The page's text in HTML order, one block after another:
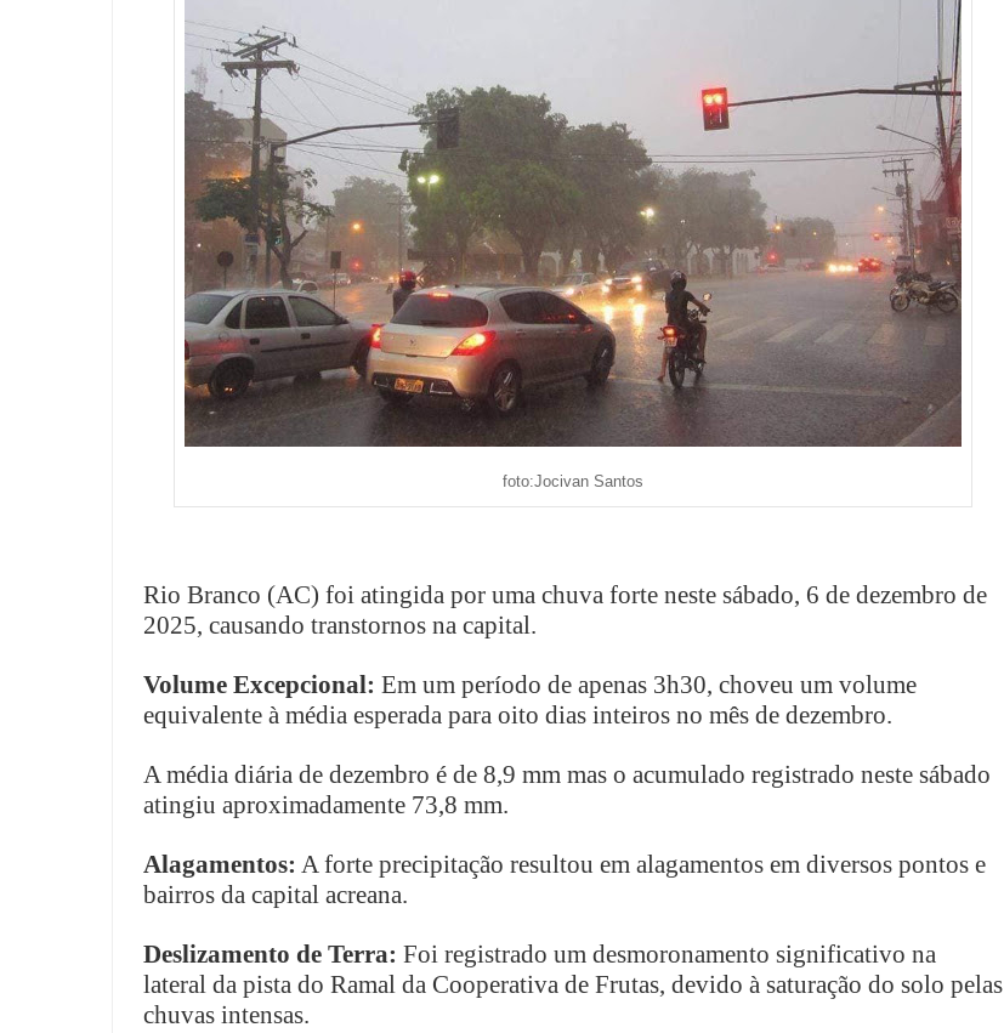
foto:Jocivan Santos
Rio Branco (AC) foi atingida por uma chuva forte neste sábado, 6 de dezembro de
2025, causando transtornos na capital.
Volume Excepcional: Em um período de apenas 3h30, choveu um volume
equivalente à média esperada para oito dias inteiros no mês de dezembro.
A média diária de dezembro é de 8,9 mm mas o acumulado registrado neste sábado
atingiu aproximadamente 73,8 mm.
Alagamentos: A forte precipitação resultou em alagamentos em diversos pontos e
bairros da capital acreana.
Deslizamento de Terra: Foi registrado um desmoronamento significativo na
lateral da pista do Ramal da Cooperativa de Frutas, devido à saturação do solo pelas
chuvas intensas.